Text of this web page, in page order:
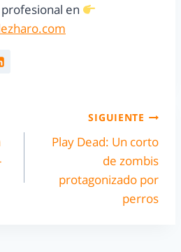
en
SIGUIENTE
Play Dead: Un corto
de zombis
protagonizado por
perros